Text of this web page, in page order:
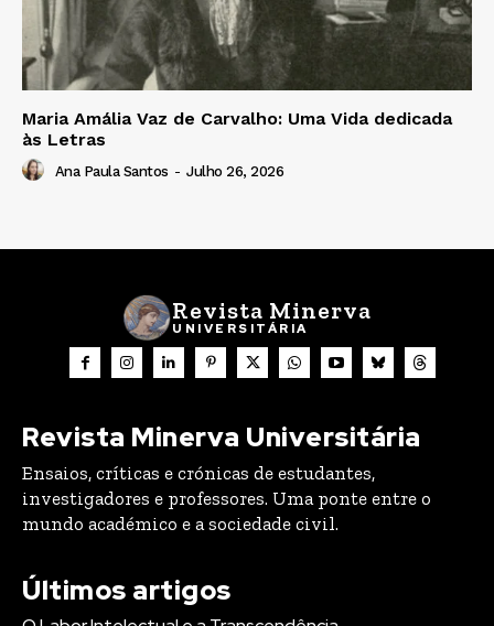
Maria Amália Vaz de Carvalho: Uma Vida dedicada
às Letras
Ana Paula Santos - Julho 26, 2026
Revista Minerva
UNIVERSITÁRIA
Revista Minerva Universitária
Ensaios, críticas e crónicas de estudantes,
investigadores e professores. Uma ponte entre o
mundo académico e a sociedade civil.
Últimos artigos